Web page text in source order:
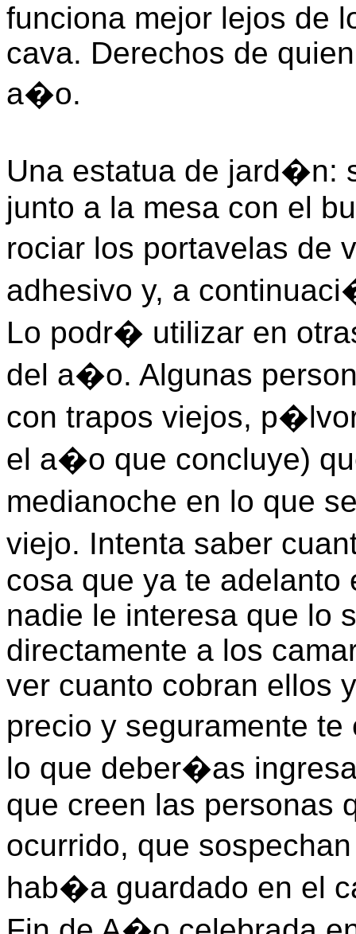
funciona mejor lejos de
cava. Derechos de
a�o.
Una estatua de jard�n:
junto a la mesa con el
rociar los portavelas de
adhesivo y, a
Lo podr� utilizar en
del a�o. Algunas
con trapos viejos,
el a�o que concluye)
medianoche en lo que
viejo. Intenta saber
cosa que ya te adelanto
nadie le interesa que lo
directamente a los
ver cuanto cobran ellos
precio y seguramente
lo que deber�as
que creen las personas
ocurrido, que
hab�a guardado en el